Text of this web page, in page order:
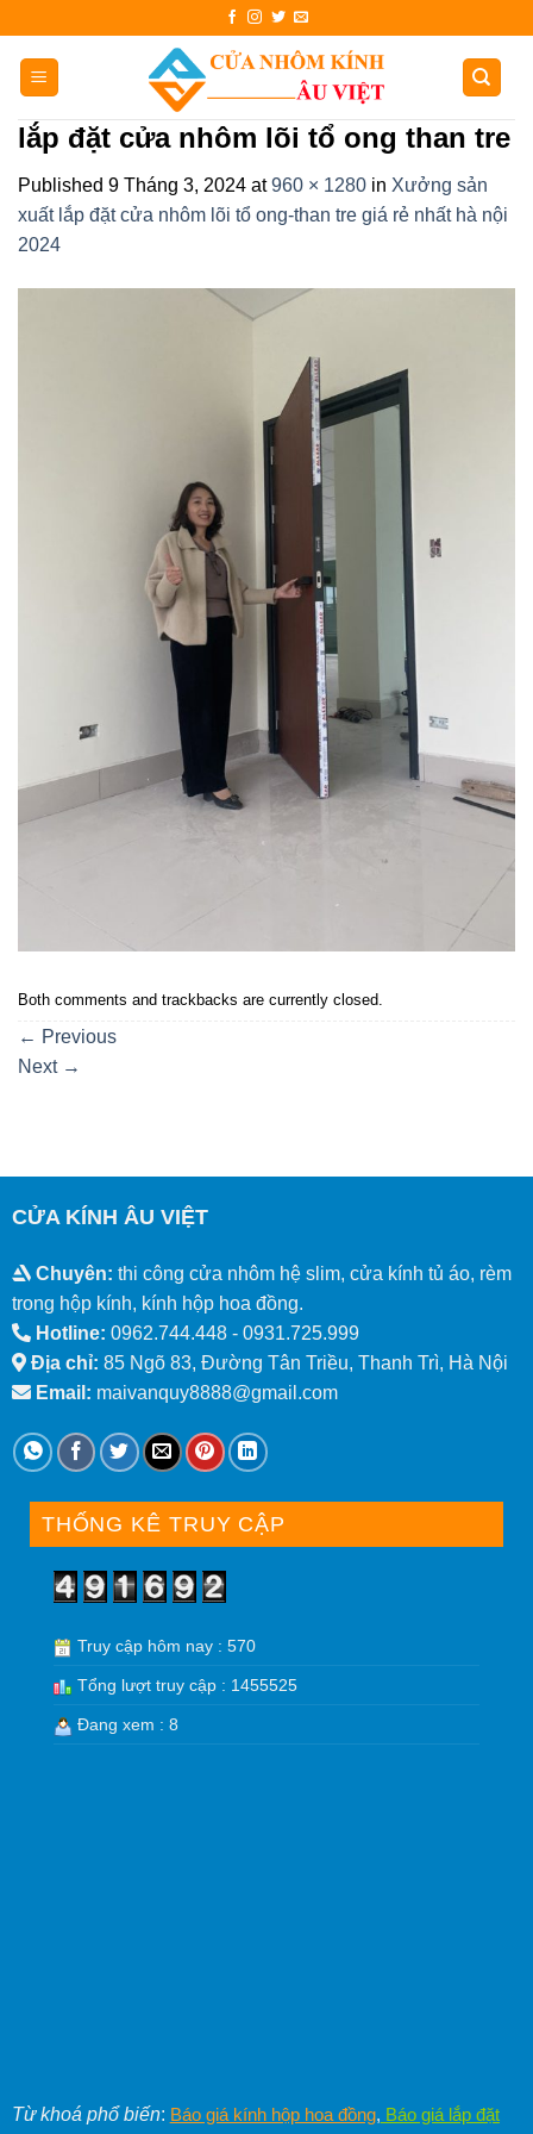
content
lắp đặt cửa nhôm lõi tổ ong than tre
Published 9 Tháng 3, 2024 at960 × 1280 in Xưởng sản
xuất lắp đặt cửa nhôm lõi tổ ong-than tre giá rẻ nhất hà nội
2024
Both comments and trackbacks are currently closed.
← Previous
Next →
CỬA KÍNH ÂU VIỆT
Chuyên: thi công cửa nhôm hệ slim, cửa kính tủ áo, rèm
trong hộp kính, kính hộp hoa đồng.
Hotline: 0962.744.448 - 0931.725.999
Địa chỉ: 85 Ngõ 83, Đường Tân Triều, Thanh Trì, Hà Nội
Email: maivanquy8888@gmail.com
THỐNG KÊ TRUY CẬP
Truy cập hôm nay : 570
Tổng lượt truy cập : 1455525
Đang xem : 8
Từ khoá phổ biến: Báo giá kính hộp hoa đồng, Báo giá lắp đặt